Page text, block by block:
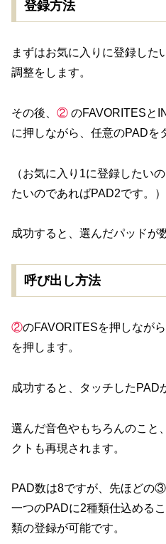
登録方法
まずはお気に入りに登録した
調整をします。
その後、 ② のFAVORITESと
に押しながら、任意のPADを
（お気に入り1に登録したい
たいのであればPAD2です。）
成功すると、選んだパッドが
呼び出し方法
②のFAVORITESを押しなが
を押します。
成功すると、タッチしたPAD
選んだ音色やもちろんのこと
クトも再現されます。
PAD数は8ですが、先ほどの
一つのPADに2種類仕込める
類の登録が可能です。